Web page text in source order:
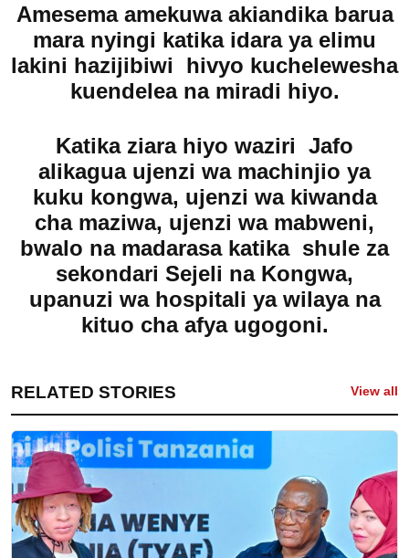
Amesema amekuwa akiandika barua
mara nyingi katika idara ya elimu
lakini hazijibiwi hivyo kuchelewesha
kuendelea na miradi hiyo.
Katika ziara hiyo waziri Jafo
alikagua ujenzi wa machinjio ya
kuku kongwa, ujenzi wa kiwanda
cha maziwa, ujenzi wa mabweni,
bwalo na madarasa katika shule za
sekondari Sejeli na Kongwa,
upanuzi wa hospitali ya wilaya na
kituo cha afya ugogoni.
RELATED STORIES View all